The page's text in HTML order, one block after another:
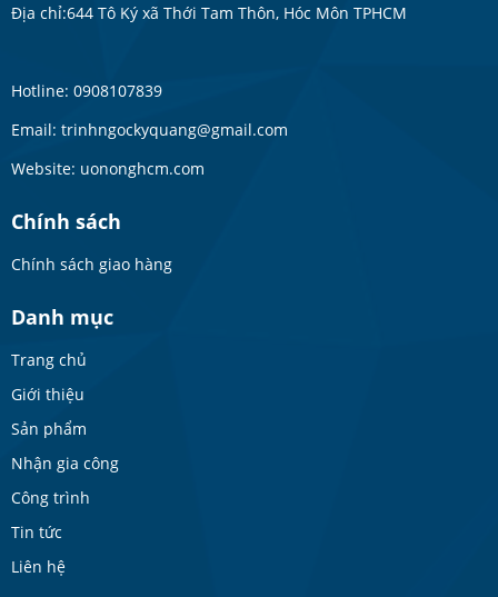
Địa chỉ:644 Tô Ký xã Thới Tam Thôn, Hóc Môn TPHCM
Hotline: 0908107839
Email: trinhngockyquang@gmail.com
Website: uononghcm.com
Chính sách
Chính sách giao hàng
Danh mục
Trang chủ
Giới thiệu
Sản phẩm
Nhận gia công
Công trình
Tin tức
Liên hệ